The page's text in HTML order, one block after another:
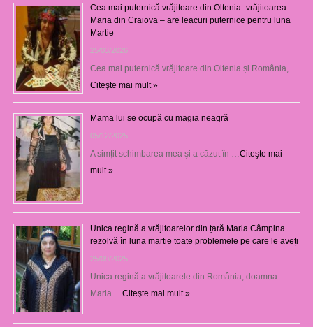
Cea mai puternică vrăjitoare din Oltenia- vrăjitoarea
Maria din Craiova – are leacuri puternice pentru luna
Martie
25/03/2026
Cea mai puternică vrăjitoare din Oltenia și România, …
Citeşte mai mult »
Mama lui se ocupă cu magia neagră
05/12/2025
A simțit schimbarea mea şi a căzut în … Citeşte mai
mult »
Unica regină a vrăjitoarelor din țară Maria Câmpina
rezolvă în luna martie toate problemele pe care le aveți
25/09/2025
Unica regină a vrăjitoarele din România, doamna
Maria … Citeşte mai mult »